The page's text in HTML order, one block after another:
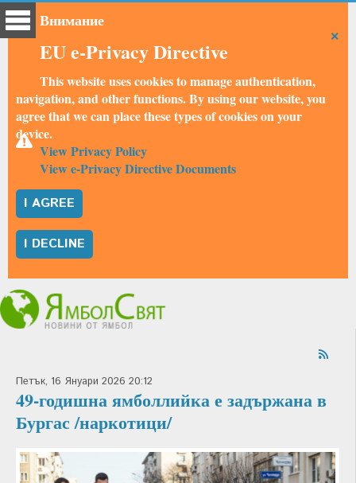
×
Внимание
EU e-Privacy Directive
This website uses cookies to manage authentication,
navigation, and other functions. By using our website, you
agree that we can place these types of cookies on your
device.
View Privacy Policy
View e-Privacy Directive Documents
I AGREE
I DECLINE
Петък, 16 Януари 2026 20:12
49-годишна ямболлийка е задържана в
Бургас /наркотици/